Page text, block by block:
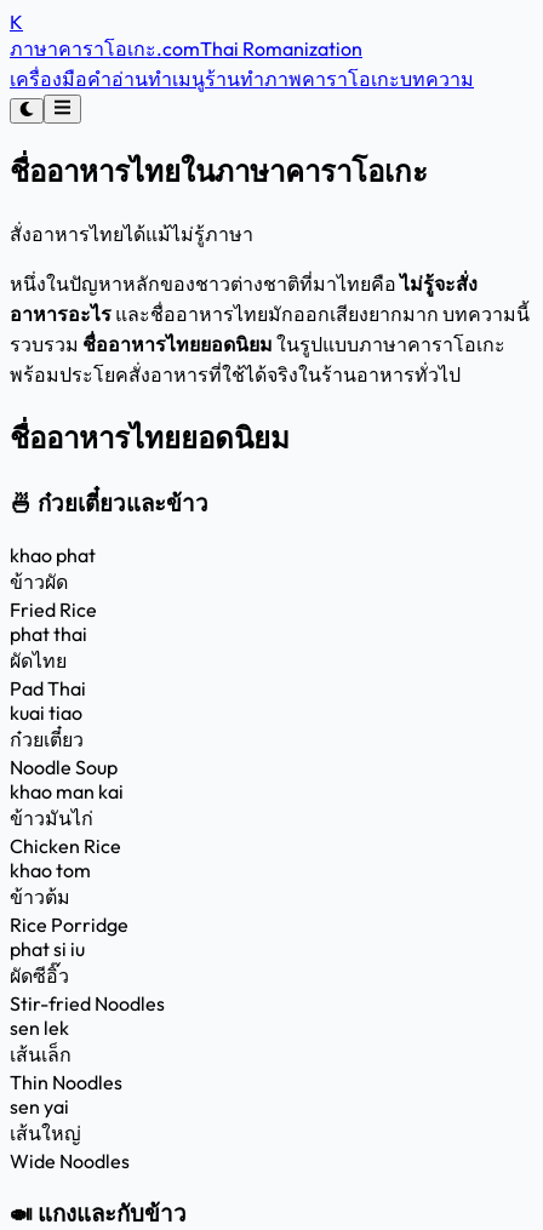
K
ภาษาคาราโอเกะ.comThai Romanization
เครื่องมือคำอ่านทำเมนูร้านทำภาพคาราโอเกะบทความ
ชื่ออาหารไทยในภาษาคาราโอเกะ
สั่งอาหารไทยได้แม้ไม่รู้ภาษา
หนึ่งในปัญหาหลักของชาวต่างชาติที่มาไทยคือไม่รู้จะสั่ง
อาหารอะไร และชื่ออาหารไทยมักออกเสียงยากมาก บทความนี้
รวบรวม ชื่ออาหารไทยยอดนิยม ในรูปแบบภาษาคาราโอเกะ
พร้อมประโยคสั่งอาหารที่ใช้ได้จริงในร้านอาหารทั่วไป
ชื่ออาหารไทยยอดนิยม
🍜 ก๋วยเตี๋ยวและข้าว
khao phat
ข้าวผัด
Fried Rice
phat thai
ผัดไทย
Pad Thai
kuai tiao
ก๋วยเตี๋ยว
Noodle Soup
khao man kai
ข้าวมันไก่
Chicken Rice
khao tom
ข้าวต้ม
Rice Porridge
phat si iu
ผัดซีอิ๊ว
Stir-fried Noodles
sen lek
เส้นเล็ก
Thin Noodles
sen yai
เส้นใหญ่
Wide Noodles
🍛 แกงและกับข้าว